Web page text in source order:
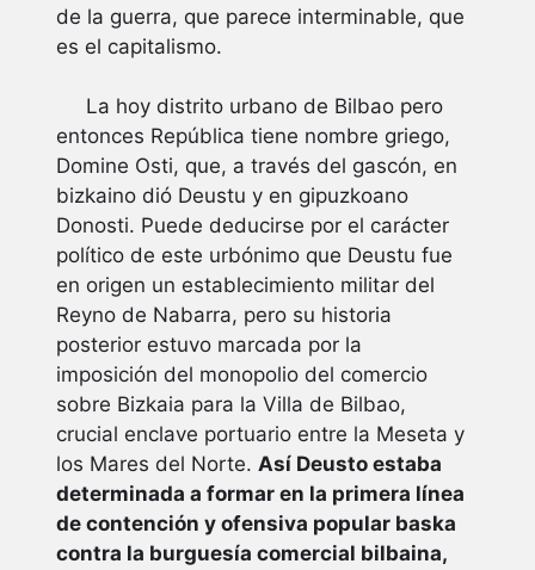
de la guerra, que parece interminable, que
es el capitalismo.
La hoy distrito urbano de Bilbao pero
entonces República tiene nombre griego,
Domine Osti, que, a través del gascón, en
bizkaino dió Deustu y en gipuzkoano
Donosti. Puede deducirse por el carácter
político de este urbónimo que Deustu fue
en origen un establecimiento militar del
Reyno de Nabarra, pero su historia
posterior estuvo marcada por la
imposición del monopolio del comercio
sobre Bizkaia para la Villa de Bilbao,
crucial enclave portuario entre la Meseta y
los Mares del Norte. Así Deusto estaba
determinada a formar en la primera línea
de contención y ofensiva popular baska
contra la burguesía comercial bilbaina,